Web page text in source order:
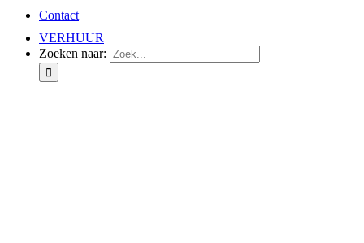
Contact
VERHUUR
Zoeken naar: